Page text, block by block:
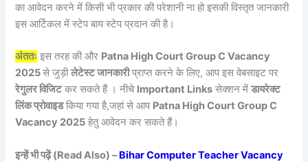
का आवेदन करने में किसी भी प्रकार की परेशानी ना हो इसकी विस्तृत जानकारी
इस आर्टिकल में स्टेप बाय स्टेप प्रदान की है।
अंततः इस तरह की और Patna High Court Group C Vacancy
2025से जुड़ीलेटेस्ट जानकारीप्राप्त करने के लिए, आप इस वेबसाइट पर
रेगुलर विजिटकर सकते हैं । नीचे Important Links सेक्शन मेंडायरेक्ट
लिंक प्रोवाइडकिया गया है,जहां से आप Patna High Court Group C
Vacancy 2025 हेतु आवेदन कर सकते हैं।
इन्हें भी पढ़ें (Read Also) –Bihar Computer Teacher Vacancy